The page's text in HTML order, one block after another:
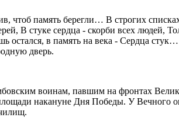
чтоб память берегли… В строгих
В стуке сердца - скорби всех людей,
остался, в память на века - Сердца
дверь.
воинам, павшим на фронтах
накануне Дня Победы. У Вечного